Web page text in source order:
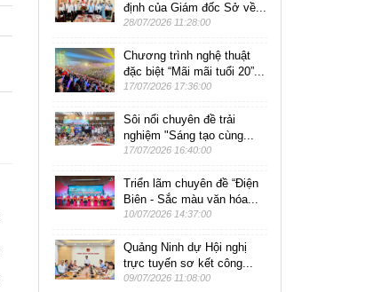
định của Giám đốc Sở về...
28/07/2026 11:28:00
Chương trình nghệ thuật
đặc biệt “Mãi mãi tuổi 20”...
17/07/2026 17:36:00
Sôi nổi chuyên đề trải
nghiệm "Sáng tạo cùng...
17/07/2026 16:40:00
Triển lãm chuyên đề “Điện
Biên - Sắc màu văn hóa...
10/07/2026 14:37:00
Quảng Ninh dự Hội nghị
trực tuyến sơ kết công...
09/07/2026 11:08:00